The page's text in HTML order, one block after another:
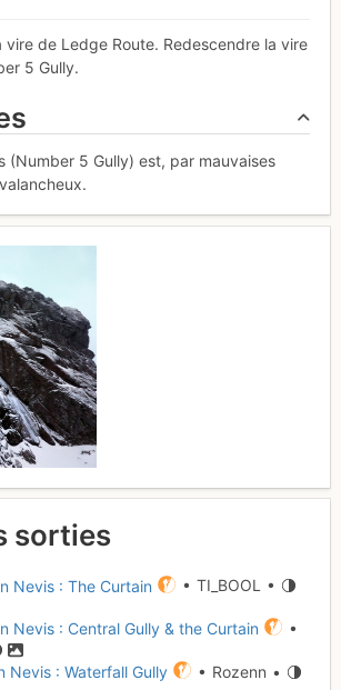
vire de Ledge Route. Redescendre la vire
5 Gully.
(Number 5 Gully) est, par mauvaises
sorties
Nevis : The Curtain • TI_BOOL •
Nevis : Central Gully & the Curtain
•
Nevis : Waterfall Gully • Rozenn •